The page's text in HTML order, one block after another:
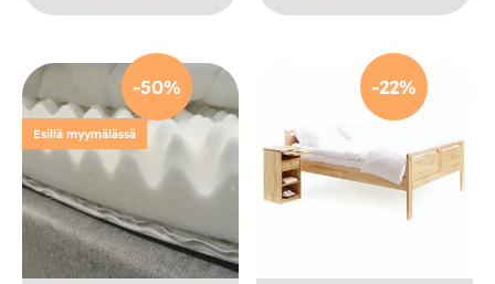
-50%
Esillä myymälässä
-22%